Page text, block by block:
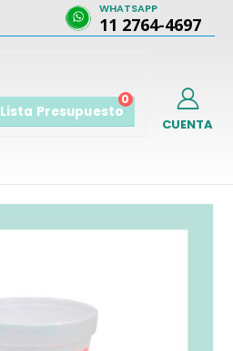
WHATSAPP
11 2764-4697
0
Lista Presupuesto
CUENTA